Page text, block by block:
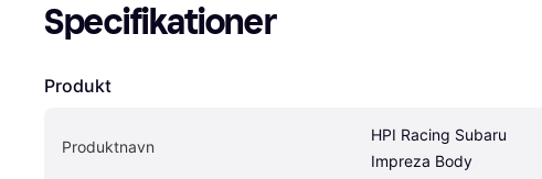
Specifikationer
Produkt
Produktnavn
HPI Racing Subaru
Impreza Body